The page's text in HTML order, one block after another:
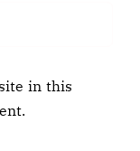
in this